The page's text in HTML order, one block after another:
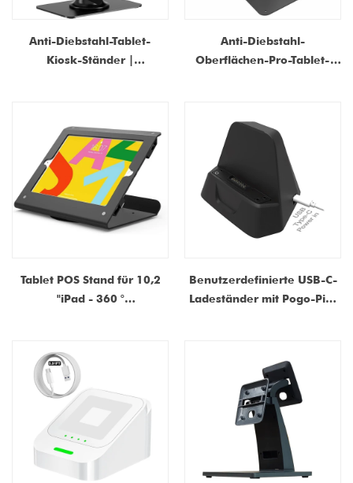
Anti-Diebstahl-Tablet-
Kiosk-Ständer |
Halter-Fabriklieferant in
China
Anti-Diebstahl-
Oberflächen-Pro-Tablet-
Tablet POS Stand für 10,2
"iPad - 360 °
Lieferant
Benutzerdefinierte USB-C-
Ladeständer mit Pogo-Pin-
Zahlungsgeräte